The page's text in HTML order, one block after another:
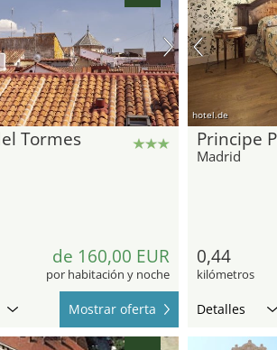
Tormes
de 160,00 EUR
por habitación y noche
Mostrar oferta
hotel.de
Principe
Madrid
0,44
kilómetros
Detalles